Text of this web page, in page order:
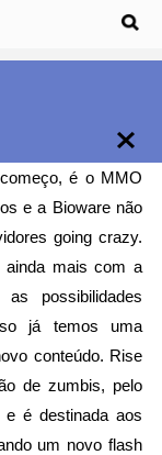
é o MMO
e a Bioware não
going crazy.
ainda mais com a
possibilidades
já temos uma
conteúdo. Rise
de zumbis, pelo
é destinada aos
um novo flash